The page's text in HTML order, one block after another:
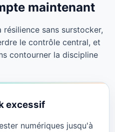
maintenant
sans surstocker,
le contrôle central, et
contourner la discipline
excessif
numériques jusqu'à